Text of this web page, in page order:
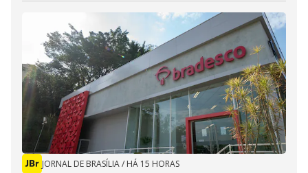
JORNAL DE BRASÍLIA/ HÁ 15 HORAS